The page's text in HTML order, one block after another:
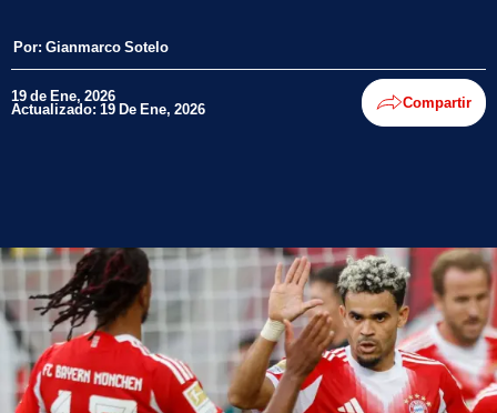
Por: Gianmarco Sotelo
19 de Ene, 2026
Actualizado: 19 De Ene, 2026 Compartir